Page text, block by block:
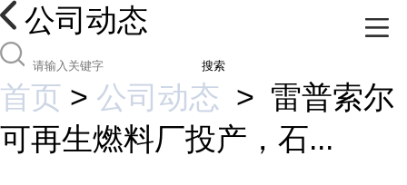
公司动态
搜索
首页 > 公司动态 > 雷普索尔
可再生燃料厂投产，石...